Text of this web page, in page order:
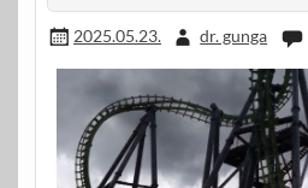
2025.05.23. dr. gunga